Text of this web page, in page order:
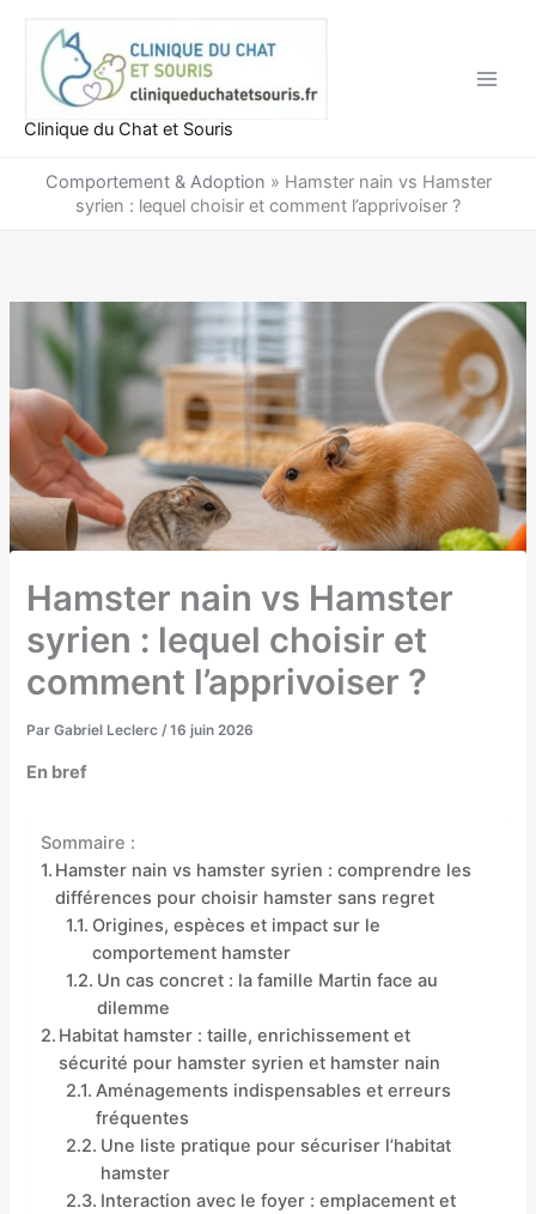
contenu
Clinique du Chat et Souris
Comportement & Adoption » Hamster nain vs Hamster
syrien : lequel choisir et comment l’apprivoiser ?
Hamster nain vs Hamster
syrien : lequel choisir et
comment l’apprivoiser ?
ParGabriel Leclerc /16 juin 2026
En bref
Sommaire :
Hamster nain vs hamster syrien : comprendre les
différences pour choisir hamster sans regret
Origines, espèces et impact sur le
comportement hamster
Un cas concret : la famille Martin face au
dilemme
Habitat hamster : taille, enrichissement et
sécurité pour hamster syrien et hamster nain
Aménagements indispensables et erreurs
fréquentes
Une liste pratique pour sécuriser l’habitat
hamster
Interaction avec le foyer : emplacement et